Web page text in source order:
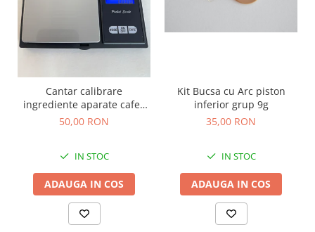
Cantar calibrare
ingrediente aparate cafea
automate
50,00 RON
IN STOC
ADAUGA IN COS
Kit Bucsa cu Arc piston
inferior grup 9g
35,00 RON
IN STOC
ADAUGA IN COS